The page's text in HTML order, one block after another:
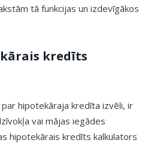
tā funkcijas un izdevīgākos
kredīts
hipotekāraja kredīta izvēli, ir
vai mājas iegādes
hipotekārais kredīts kalkulators